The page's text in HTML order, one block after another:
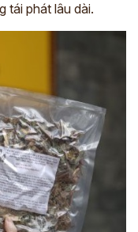
tái phát lâu dài.